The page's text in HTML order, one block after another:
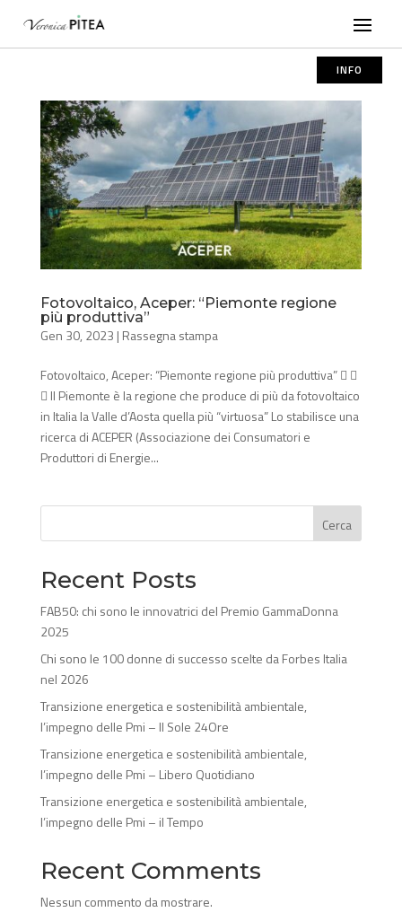
INFO
Fotovoltaico, Aceper: “Piemonte regione
più produttiva”
Gen 30, 2023 | Rassegna stampa
Fotovoltaico, Aceper: “Piemonte regione più produttiva”  
 Il Piemonte è la regione che produce di più da fotovoltaico
in Italia la Valle d’Aosta quella più “virtuosa” Lo stabilisce una
ricerca di ACEPER (Associazione dei Consumatori e
Produttori di Energie...
Cerca
Recent Posts
FAB50: chi sono le innovatrici del Premio GammaDonna
2025
Chi sono le 100 donne di successo scelte da Forbes Italia
nel 2026
Transizione energetica e sostenibilità ambientale,
l’impegno delle Pmi – Il Sole 24Ore
Transizione energetica e sostenibilità ambientale,
l’impegno delle Pmi – Libero Quotidiano
Transizione energetica e sostenibilità ambientale,
l’impegno delle Pmi – il Tempo
Recent Comments
Nessun commento da mostrare.